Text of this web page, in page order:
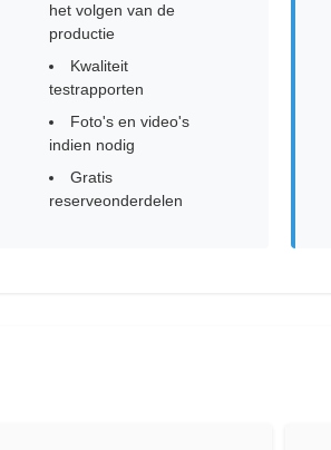
het volgen van de
productie
Kwaliteit
testrapporten
Foto's en video's
indien nodig
Gratis
reserveonderdelen